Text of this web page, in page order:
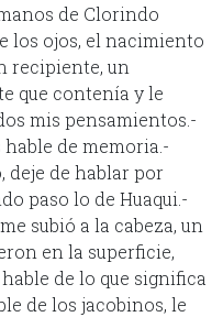
de Clorindo
los ojos, el nacimiento
recipiente, un
que contenía y le
mis pensamientos.-
de memoria.-
deje de hablar por
paso lo de Huaqui.-
subió a la cabeza, un
en la superficie,
de lo que significa
de los jacobinos, le